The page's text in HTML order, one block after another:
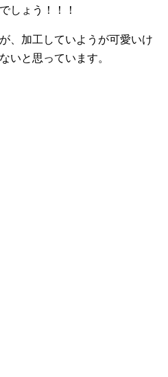
しょう！！！
、加工していようが可愛いけ
いと思っています。